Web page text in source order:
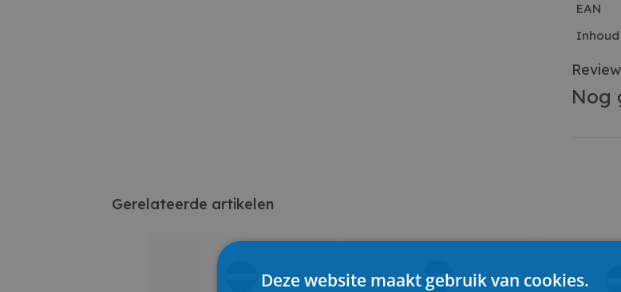
EAN
Inhoud
Nog
Gerelateerde artikelen
Deze website maakt gebruik van cookies.